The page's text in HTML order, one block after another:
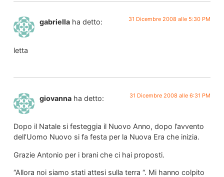
gabriella ha detto: 31 Dicembre 2008 alle 5:30 PM
letta
giovanna ha detto: 31 Dicembre 2008 alle 6:31 PM
Dopo il Natale si festeggia il Nuovo Anno, dopo l’avvento
dell’Uomo Nuovo si fa festa per la Nuova Era che inizia.
Grazie Antonio per i brani che ci hai proposti.
“Allora noi siamo stati attesi sulla terra “. Mi hanno colpito